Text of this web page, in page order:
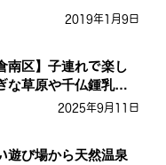
2019年1月9日
南区】子連れで楽し
な草原や千仏鍾乳洞
2025年9月11日
遊び場から天然温泉